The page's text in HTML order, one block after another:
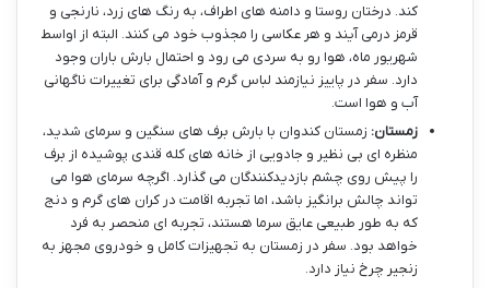
کند. درختان روستا و دامنه های اطراف، به رنگ های زرد، نارنجی و
قرمز درمی آیند و هر عکاسی را مجذوب خود می کنند. البته از اواسط
شهریور ماه، هوا رو به سردی می رود و احتمال بارش باران وجود
دارد. سفر در پاییز نیازمند لباس گرم و آمادگی برای تغییرات ناگهانی
آب و هوا است.
زمستان: زمستان کندوان با بارش برف های سنگین و سرمای شدید،
منظره ای بی نظیر و جادویی از خانه های کله قندی پوشیده از برف
را پیش روی چشم بازدیدکنندگان می گذارد. اگرچه سرمای هوا می
تواند چالش برانگیز باشد، اما تجربه اقامت در کران های گرم و دنج
که به طور طبیعی عایق سرما هستند، تجربه ای منحصر به فرد
خواهد بود. سفر در زمستان به تجهیزات کامل و خودروی مجهز به
زنجیر چرخ نیاز دارد.